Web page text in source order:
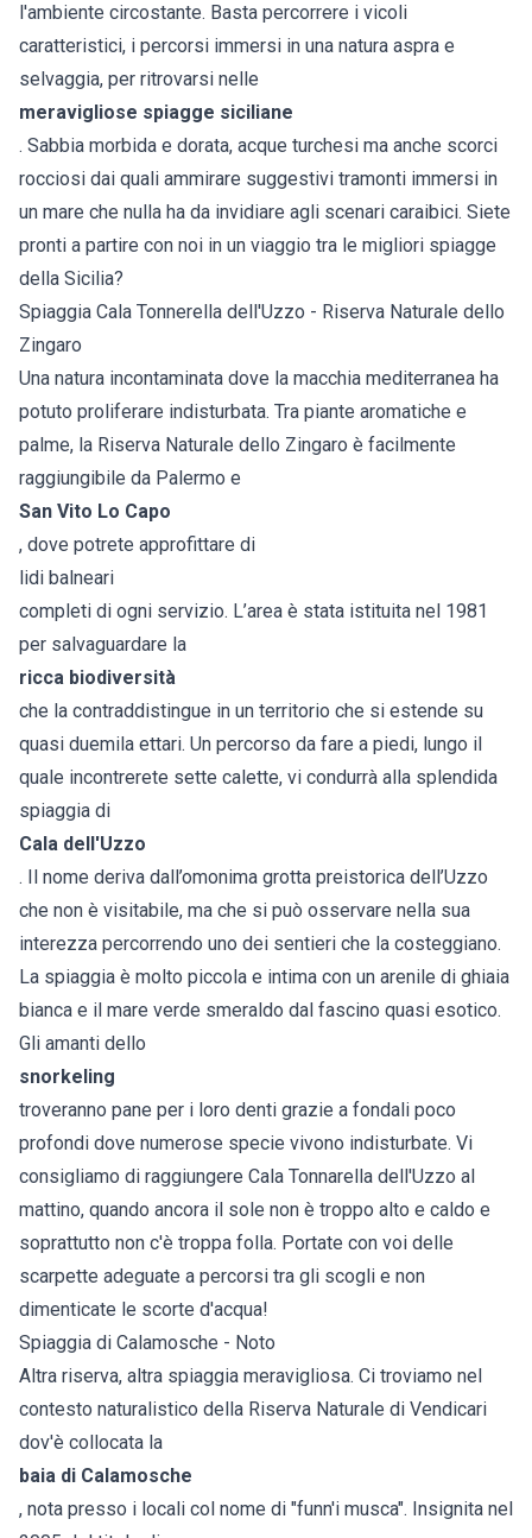
l'ambiente circostante. Basta percorrere i vicoli
caratteristici, i percorsi immersi in una natura aspra e
selvaggia, per ritrovarsi nelle
meravigliose spiagge siciliane
. Sabbia morbida e dorata, acque turchesi ma anche scorci
rocciosi dai quali ammirare suggestivi tramonti immersi in
un mare che nulla ha da invidiare agli scenari caraibici. Siete
pronti a partire con noi in un viaggio tra le migliori spiagge
della Sicilia?
Spiaggia Cala Tonnerella dell'Uzzo - Riserva Naturale dello
Zingaro
Una natura incontaminata dove la macchia mediterranea ha
potuto proliferare indisturbata. Tra piante aromatiche e
palme, la Riserva Naturale dello Zingaro è facilmente
raggiungibile da Palermo e
San Vito Lo Capo
, dove potrete approfittare di
lidi balneari
completi di ogni servizio. L’area è stata istituita nel 1981
per salvaguardare la
ricca biodiversità
che la contraddistingue in un territorio che si estende su
quasi duemila ettari. Un percorso da fare a piedi, lungo il
quale incontrerete sette calette, vi condurrà alla splendida
spiaggia di
Cala dell'Uzzo
. Il nome deriva dall’omonima grotta preistorica dell’Uzzo
che non è visitabile, ma che si può osservare nella sua
interezza percorrendo uno dei sentieri che la costeggiano.
La spiaggia è molto piccola e intima con un arenile di ghiaia
bianca e il mare verde smeraldo dal fascino quasi esotico.
Gli amanti dello
snorkeling
troveranno pane per i loro denti grazie a fondali poco
profondi dove numerose specie vivono indisturbate. Vi
consigliamo di raggiungere Cala Tonnarella dell'Uzzo al
mattino, quando ancora il sole non è troppo alto e caldo e
soprattutto non c'è troppa folla. Portate con voi delle
scarpette adeguate a percorsi tra gli scogli e non
dimenticate le scorte d'acqua!
Spiaggia di Calamosche - Noto
Altra riserva, altra spiaggia meravigliosa. Ci troviamo nel
contesto naturalistico della Riserva Naturale di Vendicari
dov'è collocata la
baia di Calamosche
, nota presso i locali col nome di "funn'i musca". Insignita nel